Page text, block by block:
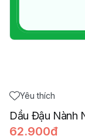
Yêu thích
Dầu Đậu Nành
62.900đ